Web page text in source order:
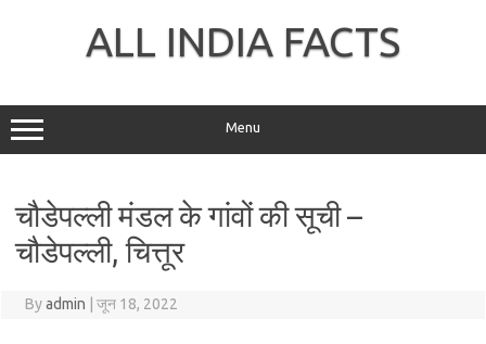
ALL INDIA FACTS
Menu
चौडेपल्ली मंडल के गांवों की सूची –
चौडेपल्ली, चित्तूर
Byadmin जून 18, 2022